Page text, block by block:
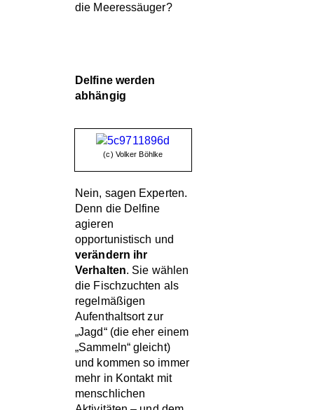
die Meeressäuger?
Delfine werden
abhängig
(c) Volker Böhlke
Nein, sagen Experten.
Denn die Delfine
agieren
opportunistisch und
verändern ihr
Verhalten. Sie wählen
die Fischzuchten als
regelmäßigen
Aufenthaltsort zur
„Jagd“ (die eher einem
„Sammeln“ gleicht)
und kommen so immer
mehr in Kontakt mit
menschlichen